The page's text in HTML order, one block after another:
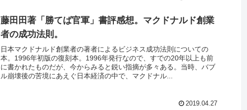
藤田田著「勝てば官軍」書評感想。マクドナルド創業
者の成功法則。
日本マクドナルド創業者の著者によるビジネス成功法則についての
本。1996年初版の復刻本。1996年発行なので、すでの20年以上も前
に書かれたものだが、今からみると鋭い指摘が多々ある。当時、バブ
ル崩壊後の苦境にあえぐ日本経済の中で、マクドナル...
2019.04.27